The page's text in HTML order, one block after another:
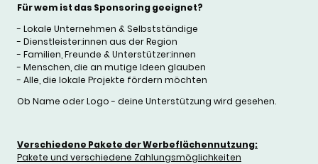
Für wem ist das Sponsoring geeignet?
- Lokale Unternehmen & Selbstständige
- Dienstleister:innen aus der Region
- Familien, Freunde & Unterstützer:innen
- Menschen, die an mutige Ideen glauben
- Alle, die lokale Projekte fördern möchten
Ob Name oder Logo - deine Unterstützung wird gesehen.
Verschiedene Pakete der Werbeflächennutzung:
Pakete und verschiedene Zahlungsmöglichkeiten